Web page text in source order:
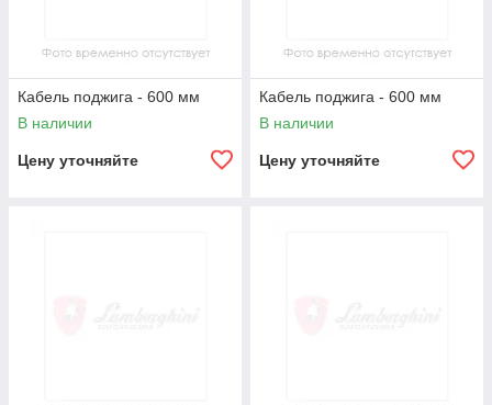
Кабель поджига - 600 мм
В наличии
Цену уточняйте
Кабель поджига - 600 мм
В наличии
Цену уточняйте